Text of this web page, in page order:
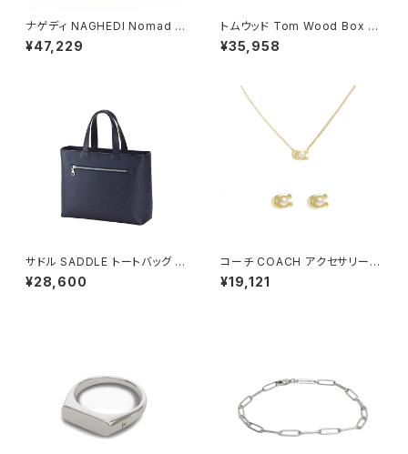
ナゲディ NAGHEDI Nomad M
edium Hobo ノマド・ミディア
ム・ホーボーバッグ sn04023l
¥47,229
トムウッド Tom Wood Box Br
acelet ブレスレット 100066-
77 シルバー
¥35,958
サドル SADDLE トートバッグ ミ
ニトート 牛革 本革 日本製 姫路
産 自立 53447-3h メンズ レデ
¥28,600
コーチ COACH アクセサリー
ネックレス＆ピアス 473741GL
D107 レディース ゴールド
¥19,121